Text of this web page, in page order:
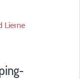
Lierne